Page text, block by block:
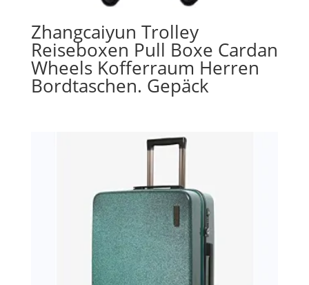
Zhangcaiyun Trolley
Reiseboxen Pull Boxe Cardan
Wheels Kofferraum Herren
Bordtaschen. Gepäck